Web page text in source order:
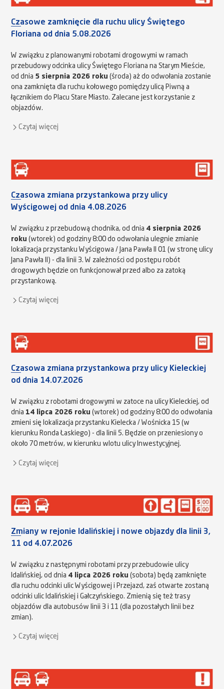
Czasowe zamknięcie dla ruchu ulicy Świętego
Floriana od dnia 5.08.2026
W związku z planowanymi robotami drogowymi w ramach
przebudowy odcinka ulicy Świętego Floriana na Starym Mieście,
od dnia 5 sierpnia 2026 roku (środa) aż do odwołania zostanie
ona zamknięta dla ruchu kołowego pomiędzy ulicą Piwną a
łącznikiem do Placu Stare Miasto. Zalecane jest korzystanie z
objazdów.
Czytaj więcej
Czasowa zmiana przystankowa przy ulicy
Wyścigowej od dnia 4.08.2026
W związku z przebudową chodnika, od dnia 4 sierpnia 2026
roku (wtorek) od godziny 8:00 do odwołania ulegnie zmianie
lokalizacja przystanku Wyścigowa / Jana Pawła II 01 (w stronę ulicy
Jana Pawła II) - dla linii 3. W zależności od postępu robót
drogowych będzie on funkcjonował przed albo za zatoką
przystankową.
Czytaj więcej
Czasowa zmiana przystankowa przy ulicy Kieleckiej
od dnia 14.07.2026
W związku z robotami drogowymi w zatoce na ulicy Kieleckiej, od
dnia 14 lipca 2026 roku (wtorek) od godziny 8:00 do odwołania
zmieni się lokalizacja przystanku Kielecka / Wośnicka 15 (w
kierunku Ronda Łaskiego) - dla linii 5. Będzie on przeniesiony o
około 70 metrów, w kierunku wlotu ulicy Inwestycyjnej.
Czytaj więcej
Zmiany w rejonie Idalińskiej i nowe objazdy dla linii 3,
11 od 4.07.2026
W związku z następnymi robotami przy przebudowie ulicy
Idalińskiej, od dnia 4 lipca 2026 roku (sobota) będą zamknięte
dla ruchu odcinki ulic Wyścigowej i Przejazd, zaś otwarte zostaną
odcinki ulic Idalińskiej i Gałczyńskiego. Zmienią się też trasy
objazdów dla autobusów linii 3 i 11 (dla pozostałych linii bez
zmian).
Czytaj więcej